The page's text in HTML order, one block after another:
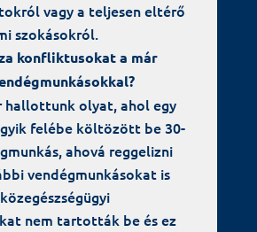
vagy a teljesen eltérő
szokásokról.
konfliktusokat a már
hallottunk olyat, ahol egy
felébe költözött be 30-
ahová reggelizni
vendégmunkásokat is
nem tartották be és ez